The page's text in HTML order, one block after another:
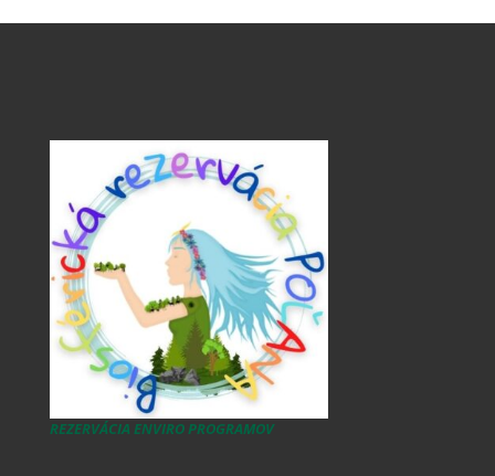
REZERVÁCIA ENVIRO PROGRAMOV